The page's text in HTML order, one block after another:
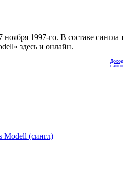
ноября 1997-го. В составе
здесь и онлайн.
Modell (сингл)